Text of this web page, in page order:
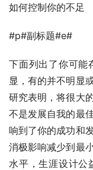
如何控制你的不足
#p#副标题#e#
下面列出了你可能
显，有的并不明显
研究表明，将很大
不是发展自我的最
响到了你的成功和
消极影响减少到最
水平，生涯设计公